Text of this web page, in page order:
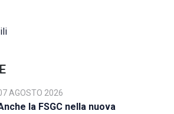
AGOSTO 2026
la FSGC nella nuova